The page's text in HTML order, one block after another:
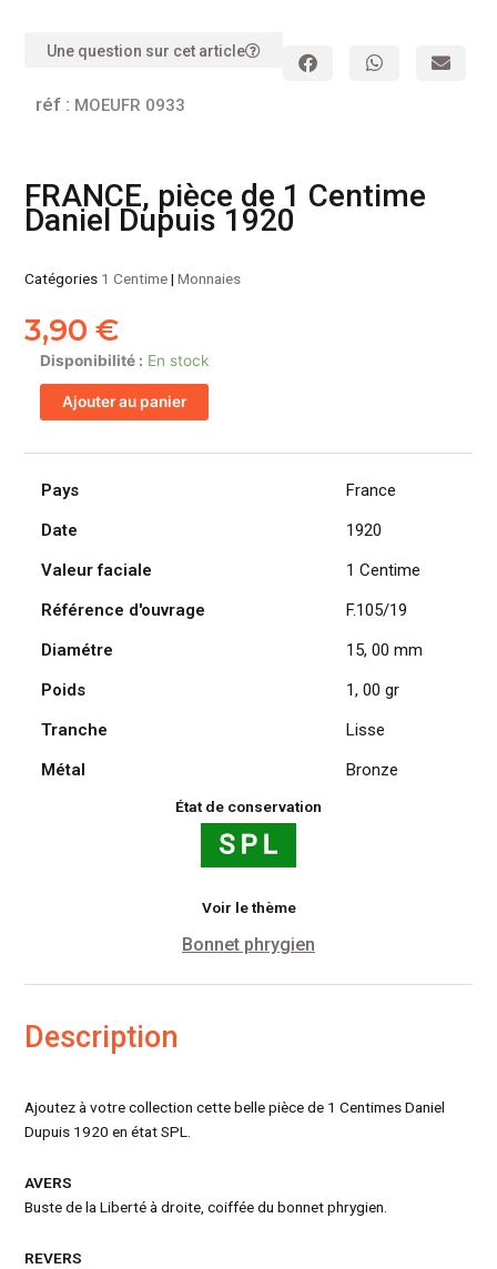
Une question sur cet article
réf : MOEUFR 0933
FRANCE, pièce de 1 Centime
Daniel Dupuis 1920
Catégories 1 Centime|Monnaies
3,90€
Disponibilité : En stock
quantité
de
FRANCE,
de
Daniel
1920
Ajouter au panier
Pays
France
Date
1920
Valeur faciale
1 Centime
Référence d'ouvrage
F.105/19
Diamétre
15, 00 mm
Poids
1, 00 gr
Tranche
Lisse
Métal
Bronze
État de conservation
Voir le thème
Bonnet phrygien
Description
Ajoutez à votre collection cette belle pièce de 1 Centimes Daniel
Dupuis 1920 en état SPL.
AVERS
Buste de la Liberté à droite, coiffée du bonnet phrygien.
REVERS